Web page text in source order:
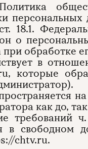
18.1.
о
обработке
в
которые
как до,
требований
в свободном
chtv.ru.